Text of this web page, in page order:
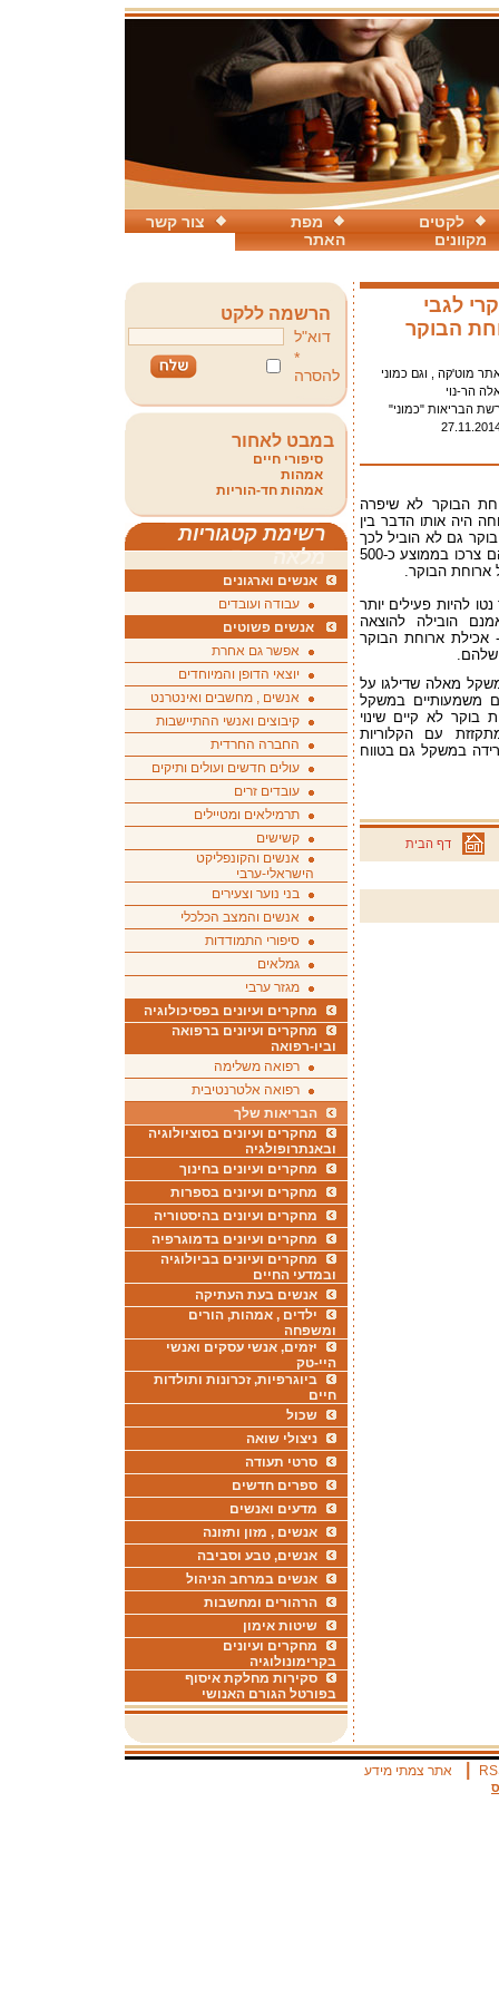
צור קשר
מפת
האתר
לקטים
מקוונים
לגבי
הבוקר
מוט'קה , וגם כמוני
הר-נוי
הבריאות "כמוני"
הבוקר לא שיפרה
היה אותו הדבר בין
גם לא הוביל לכך
שהנחקרים זללו יותר בהמשך היום - למעשה הם צרכו בממוצע כ-500
ארוחת הבוקר.
להיות פעילים יותר
הובילה להוצאה
כאמור - אכילת ארוחת הבוקר
שלהם.
מאלה שדילגו על
משמעותיים במשקל
לא קיים שינוי
עם הקלוריות
במשקל גם בטווח
דף הבית
הרשמה ללקט
דוא"ל
*
להסרה
במבט לאחור
סיפורי חיים
אמהות
אמהות חד-הוריות
רשימת קטגוריות
מלאה
אנשים וארגונים
עבודה ועובדים
אנשים פשוטים
אפשר גם אחרת
יוצאי הדופן והמיוחדים
אנשים , מחשבים ואינטרנט
קיבוצים ואנשי ההתיישבות
החברה החרדית
עולים חדשים ועולים ותיקים
עובדים זרים
תרמילאים ומטיילים
קשישים
אנשים והקונפליקט
הישראלי-ערבי
בני נוער וצעירים
אנשים והמצב הכלכלי
סיפורי התמודדות
גמלאים
מגזר ערבי
מחקרים ועיונים בפסיכולוגיה
מחקרים ועיונים ברפואה
וביו-רפואה
רפואה משלימה
רפואה אלטרנטיבית
הבריאות שלך
מחקרים ועיונים בסוציולוגיה
ובאנתרופולגיה
מחקרים ועיונים בחינוך
מחקרים ועיונים בספרות
מחקרים ועיונים בהיסטוריה
מחקרים ועיונים בדמוגרפיה
מחקרים ועיונים בביולוגיה
ובמדעי החיים
אנשים בעת העתיקה
ילדים , אמהות, הורים
ומשפחה
יזמים, אנשי עסקים ואנשי
היי-טק
ביוגרפיות, זכרונות ותולדות
חיים
שכול
ניצולי שואה
סרטי תעודה
ספרים חדשים
מדעים ואנשים
אנשים , מזון ותזונה
אנשים, טבע וסביבה
אנשים במרחב הניהול
הרהורים ומחשבות
שיטות אימון
מחקרים ועיונים
בקרימונולוגיה
סקירות מחלקת איסוף
בפורטל הגורם האנושי
אתר צמתי מידע